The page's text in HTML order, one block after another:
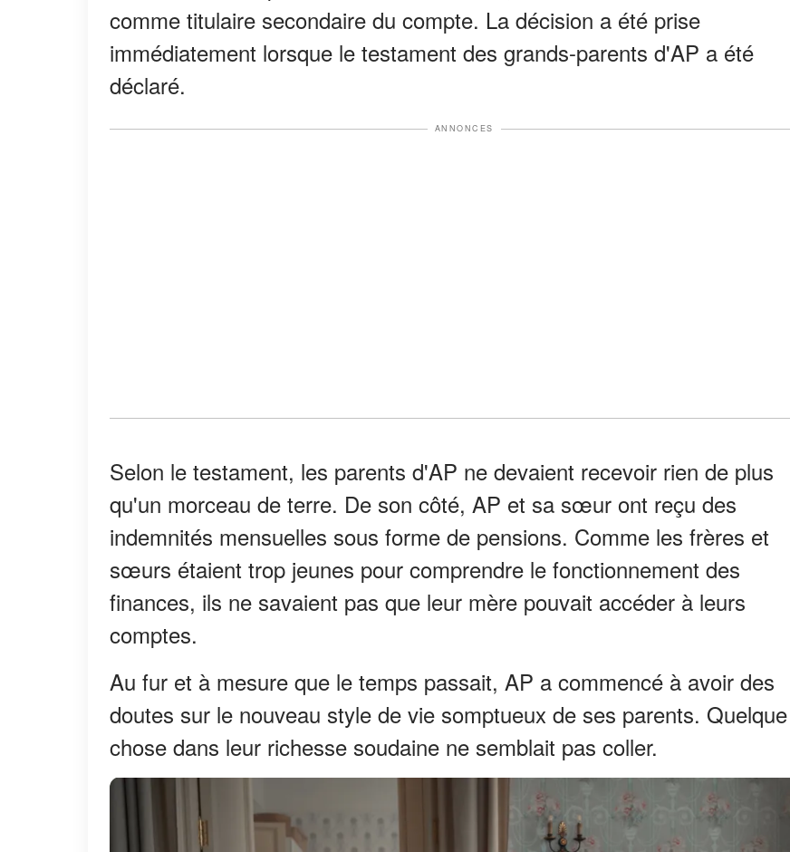
comme titulaire secondaire du compte. La décision a été prise
immédiatement lorsque le testament des grands-parents d'AP a été
déclaré.
ANNONCES
Selon le testament, les parents d'AP ne devaient recevoir rien de plus
qu'un morceau de terre. De son côté, AP et sa sœur ont reçu des
indemnités mensuelles sous forme de pensions. Comme les frères et
sœurs étaient trop jeunes pour comprendre le fonctionnement des
finances, ils ne savaient pas que leur mère pouvait accéder à leurs
comptes.
Au fur et à mesure que le temps passait, AP a commencé à avoir des
doutes sur le nouveau style de vie somptueux de ses parents. Quelque
chose dans leur richesse soudaine ne semblait pas coller.